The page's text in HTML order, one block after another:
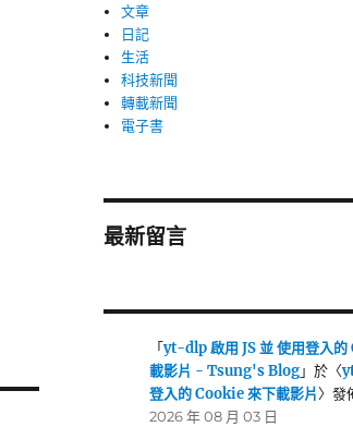
文章
日記
生活
科技新聞
轉載新聞
電子書
最新留言
「yt-dlp 啟用 JS 並 使用登入
載影片 - Tsung's Blog」於〈
登入的 Cookie 來下載影片〉發
2026 年 08 月 03 日